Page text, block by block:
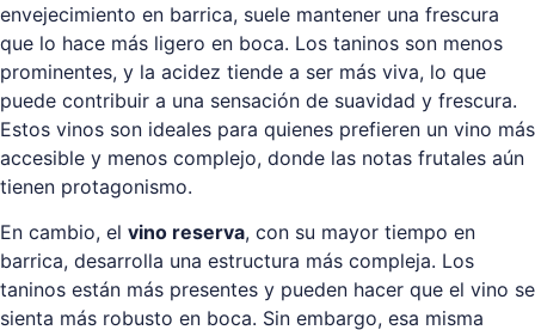
envejecimiento en barrica, suele mantener una frescura
que lo hace más ligero en boca. Los taninos son menos
prominentes, y la acidez tiende a ser más viva, lo que
puede contribuir a una sensación de suavidad y frescura.
Estos vinos son ideales para quienes prefieren un vino más
accesible y menos complejo, donde las notas frutales aún
tienen protagonismo.
En cambio, el vino reserva, con su mayor tiempo en
barrica, desarrolla una estructura más compleja. Los
taninos están más presentes y pueden hacer que el vino se
sienta más robusto en boca. Sin embargo, esa misma